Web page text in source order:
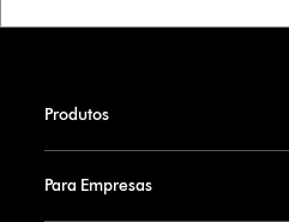
Produtos
Para Empresas